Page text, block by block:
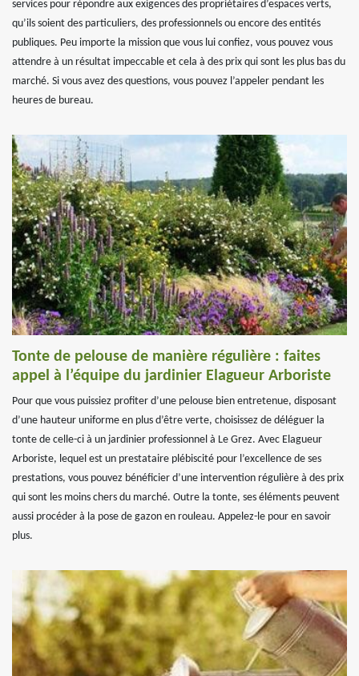
services pour répondre aux exigences des propriétaires d’espaces verts,
qu’ils soient des particuliers, des professionnels ou encore des entités
publiques. Peu importe la mission que vous lui confiez, vous pouvez vous
attendre à un résultat impeccable et cela à des prix qui sont les plus bas du
marché. Si vous avez des questions, vous pouvez l’appeler pendant les
heures de bureau.
Tonte de pelouse de manière régulière : faites
appel à l’équipe du jardinier Elagueur Arboriste
Pour que vous puissiez profiter d’une pelouse bien entretenue, disposant
d’une hauteur uniforme en plus d’être verte, choisissez de déléguer la
tonte de celle-ci à un jardinier professionnel à Le Grez. Avec Elagueur
Arboriste, lequel est un prestataire plébiscité pour l’excellence de ses
prestations, vous pouvez bénéficier d’une intervention régulière à des prix
qui sont les moins chers du marché. Outre la tonte, ses éléments peuvent
aussi procéder à la pose de gazon en rouleau. Appelez-le pour en savoir
plus.